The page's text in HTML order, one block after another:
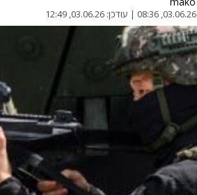
03.06.26, 08:36
| עודכן: 03.06.26, 12:49